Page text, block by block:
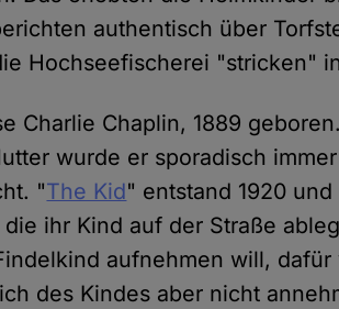
authentisch über
Hochseefischerei "stricken"
Charlie Chaplin, 1889
wurde er sporadisch
"The Kid" entstand 1920
ihr Kind auf der Straße
aufnehmen will, dafür
des Kindes aber nicht